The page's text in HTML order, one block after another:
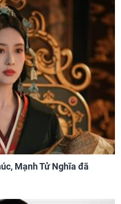
Mạnh Tử Nghĩa đã